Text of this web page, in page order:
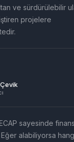
ve sürdürülebilir
projelere
sayesinde
alabiliyorsa